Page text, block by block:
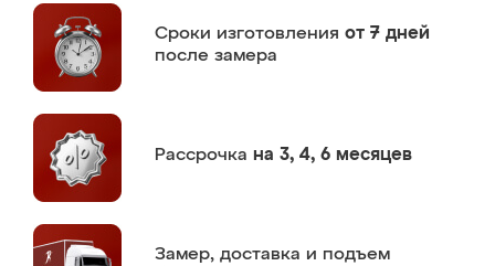
Сроки изготовления от 7 дней
после замера
Рассрочка на 3, 4, 6 месяцев
Замер, доставка и подъем